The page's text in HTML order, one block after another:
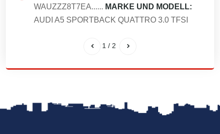
WAUZZZ8T7EA...... MARKE UND MODELL:
AUDI A5 SPORTBACK QUATTRO 3.0 TFSI
1 / 2